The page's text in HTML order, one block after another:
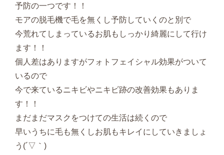
予防の一つです！！
モアの脱毛機で毛を無くし予防していくのと別で
今荒れてしまっているお肌もしっかり綺麗にして行け
ます！！
個人差はありますがフォトフェイシャル効果がついて
いるので
今で来ているニキビやニキビ跡の改善効果もありま
す！！
まだまだマスクをつけての生活は続くので
早いうちに毛も無くしお肌もキレイにしていきましょ
う(´▽｀)